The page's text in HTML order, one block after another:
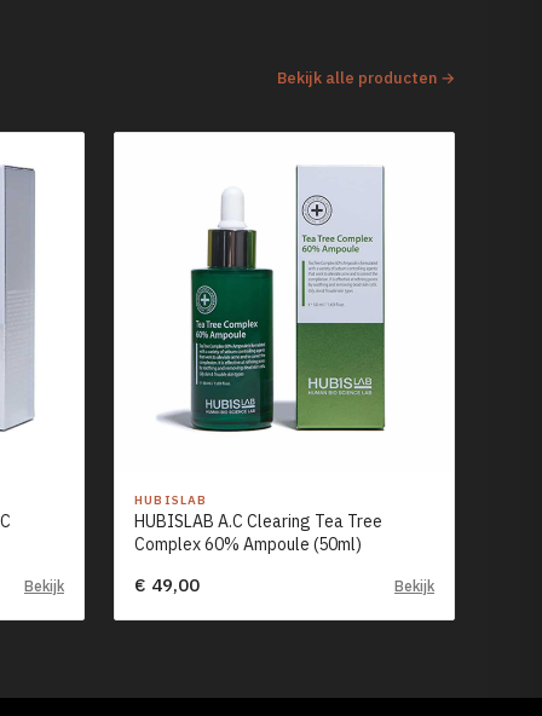
Bekijk alle producten →
Bekijk
HUBISLAB
HUBISLAB A.C Clearing Tea Tree
Complex 60% Ampoule (50ml)
€ 49,00 Bekijk